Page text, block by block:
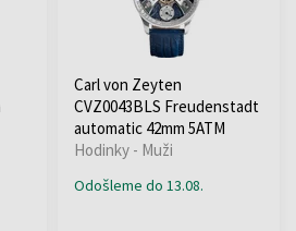
Carl von Zeyten
CVZ0043BLS Freudenstadt
automatic 42mm 5ATM
Hodinky - Muži
Odošleme do 13.08.